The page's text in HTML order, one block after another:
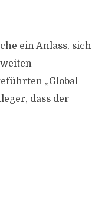
ein Anlass, sich
„Global
dass der